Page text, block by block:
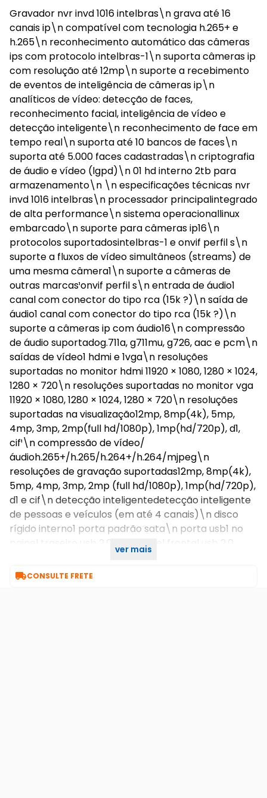
Gravador nvr invd 1016 intelbras\n grava até 16
canais ip\n compatível com tecnologia h.265+ e
h.265\n reconhecimento automático das câmeras
ips com protocolo intelbras-1\n suporta câmeras ip
com resolução até 12mp\n suporte a recebimento
de eventos de inteligência de câmeras ip\n
analíticos de vídeo: detecção de faces,
reconhecimento facial, inteligência de vídeo e
detecção inteligente\n reconhecimento de face em
tempo real\n suporta até 10 bancos de faces\n
suporta até 5.000 faces cadastradas\n criptografia
de áudio e vídeo (lgpd)\n 01 hd interno 2tb para
armazenamento\n \n especificações técnicas nvr
invd 1016 intelbras\n processador principalintegrado
de alta performance\n sistema operacionallinux
embarcado\n suporte para câmeras ip16\n
protocolos suportadosintelbras-1 e onvif perfil s\n
suporte a fluxos de vídeo simultâneos (streams) de
uma mesma câmera1\n suporte a câmeras de
outras marcas¹onvif perfil s\n entrada de áudio1
canal com conector do tipo rca (15k ?)\n saída de
áudio1 canal com conector do tipo rca (15k ?)\n
suporte a câmeras ip com áudio16\n compressão
de áudio suportadog.711a, g711mu, g726, aac e pcm\n
saídas de vídeo1 hdmi e 1vga\n resoluções
suportadas no monitor hdmi 11920 × 1080, 1280 × 1024,
1280 × 720\n resoluções suportadas no monitor vga
11920 × 1080, 1280 × 1024, 1280 × 720\n resoluções
suportadas na visualização12mp, 8mp(4k), 5mp,
4mp, 3mp, 2mp(full hd/1080p), 1mp(hd/720p), d1,
cif¹\n compressão de vídeo/
áudioh.265+/h.265/h.264+/h.264/mjpeg\n
resoluções de gravação suportadas12mp, 8mp(4k),
5mp, 4mp, 3mp, 2mp (full hd/1080p), 1mp(hd/720p),
d1 e cif\n detecção inteligentedetecção inteligente
de pessoas e veículos (em até 4 canais)\n disco
rígido interno1 porta padrão sata\n porta usb1 no
painel traseiro usb 2.0, 1 no painel frontal usb 2.0.
ver mais
CONSULTE FRETE